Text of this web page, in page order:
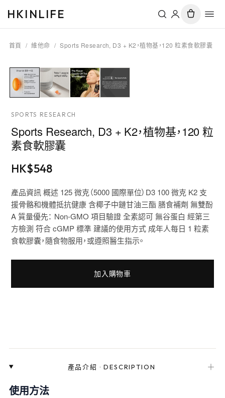
HKINLIFE
首頁 / 維他命 / Sports Research, D3 + K2，植物基，120 粒素食軟膠囊
SPORTS RESEARCH
Sports Research, D3 + K2，植物基，120 粒
素食軟膠囊
HK$548
產品資訊 概述 125 微克（5000 國際單位）D3 100 微克 K2 支
援骨骼和機體抵抗健康 含椰子中鏈甘油三酯 膳食補劑 無雙酚
A 質量優先： Non-GMO 項目驗證 全素認可 無谷蛋白 經第三
方檢測 符合 cGMP 標準 建議的使用方式 成年人每日 1 粒素
食軟膠囊，隨食物服用，或遵照醫生指示。
加入購物車
產品介紹 ·DESCRIPTION ＋
使用方法